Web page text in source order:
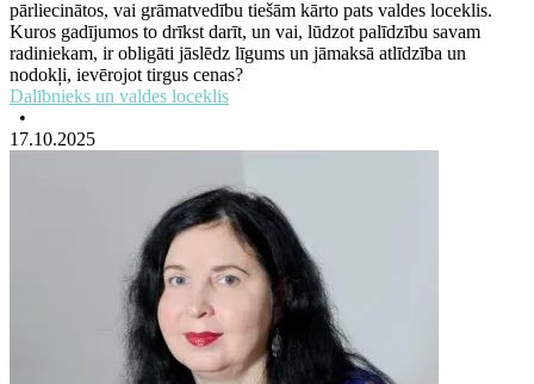
pārliecinātos, vai grāmatvedību tiešām kārto pats valdes loceklis.
Kuros gadījumos to drīkst darīt, un vai, lūdzot palīdzību savam
radiniekam, ir obligāti jāslēdz līgums un jāmaksā atlīdzība un
nodokļi, ievērojot tirgus cenas?
Dalībnieks un valdes loceklis
•
17.10.2025